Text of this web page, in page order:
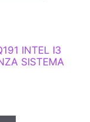
INTEL I3
SISTEMA